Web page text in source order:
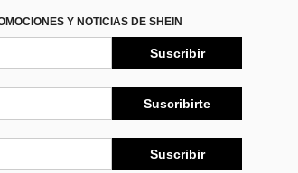
Y NOTICIAS DE SHEIN
Suscribir
Suscribirte
Suscribir